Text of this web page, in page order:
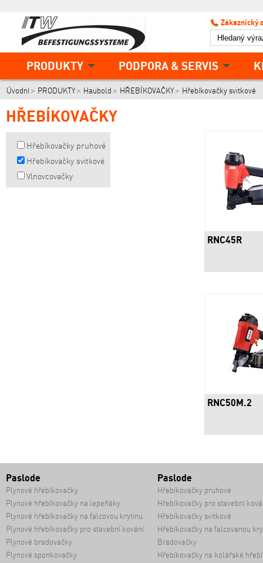
PRODUKTY PODPORA & SERVIS
Zákaznický
Úvodní PRODUKTY Haubold HŘEBÍKOVAČKY Hřebíkovačky svitkové
HŘEBÍKOVAČKY
Hřebíkovačky pruhové
Hřebíkovačky svitkové
Vlnovcovačky
RNC45R
RNC50M.2
Paslode
Plynové hřebíkovačky
Plynové hřebíkovačky na lepeňáky
Plynové hřebíkovačky na falcovou krytinu
Plynové hřebíkovačky pro stavební kování
Plynové bradovačky
Plynové sponkovačky
Paslode
Hřebíkovačky pruhové
Hřebíkovačky pro stavební
Hřebíkovačky svitkové
Hřebíkovačky na falcovanou
Bradovačky
Hřebíkovačky na kolářské